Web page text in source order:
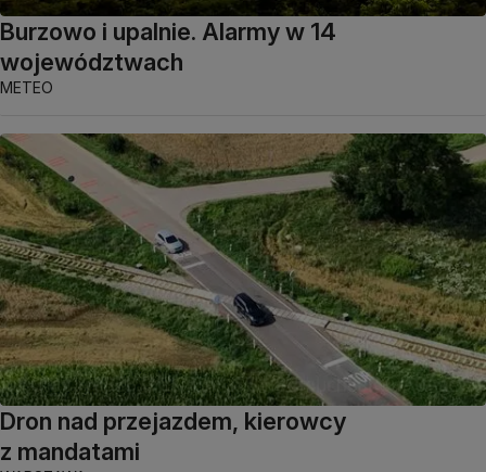
Burzowo i upalnie. Alarmy w 14
województwach
METEO
Dron nad przejazdem, kierowcy
z mandatami